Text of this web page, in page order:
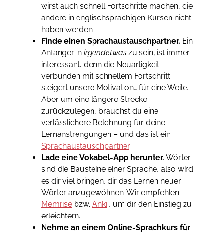
wirst auch schnell Fortschritte machen, die
andere in englischsprachigen Kursen nicht
haben werden.
Finde einen Sprachaustauschpartner. Ein
Anfänger in irgendetwaszu sein, ist immer
interessant, denn die Neuartigkeit
verbunden mit schnellem Fortschritt
steigert unsere Motivation… für eine Weile.
Aber um eine längere Strecke
zurückzulegen, brauchst du eine
verlässlichere Belohnung für deine
Lernanstrengungen – und das ist ein
Sprachaustauschpartner.
Lade eine Vokabel-App herunter. Wörter
sind die Bausteine ​​einer Sprache, also wird
es dir viel bringen, dir das Lernen neuer
Wörter anzugewöhnen. Wir empfehlen
Memrisebzw. Anki, um dir den Einstieg zu
erleichtern.
Nehme an einem Online-Sprachkurs für